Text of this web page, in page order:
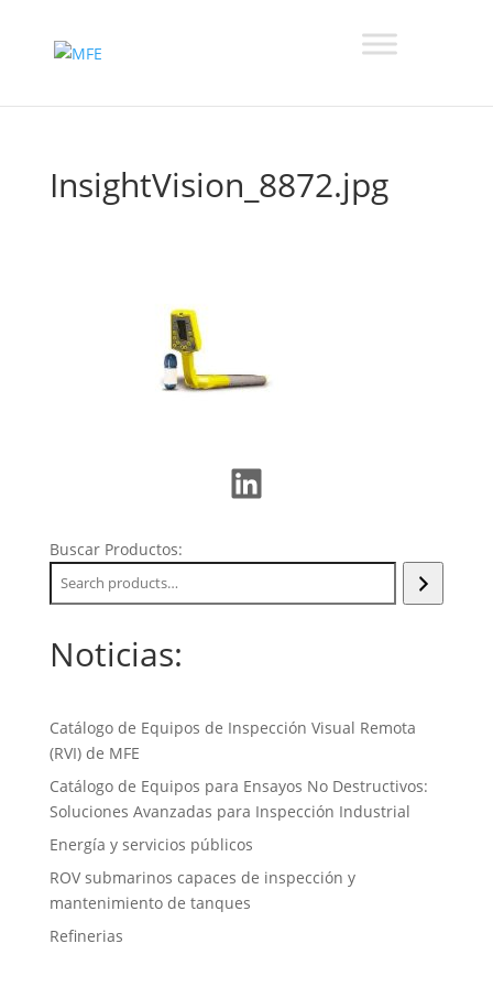
InsightVision_8872.jpg
LinkedIn
Buscar Productos:
Noticias:
Catálogo de Equipos de Inspección Visual Remota
(RVI) de MFE
Catálogo de Equipos para Ensayos No Destructivos:
Soluciones Avanzadas para Inspección Industrial
Energía y servicios públicos
ROV submarinos capaces de inspección y
mantenimiento de tanques
Refinerias